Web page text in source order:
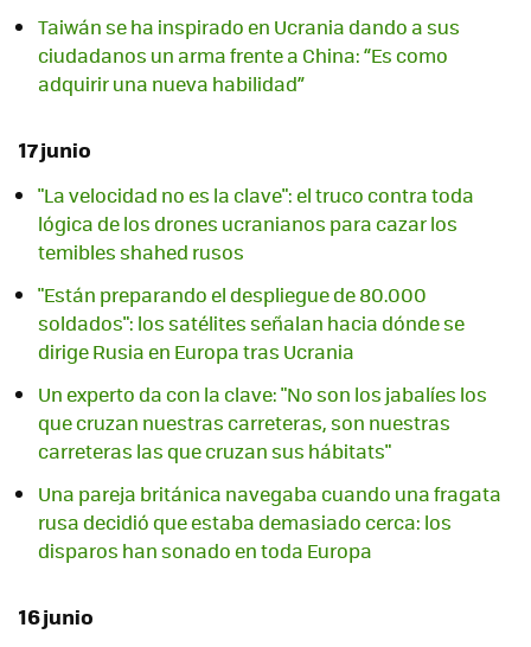
Taiwán se ha inspirado en Ucrania dando a sus
ciudadanos un arma frente a China: “Es como
adquirir una nueva habilidad”
17 junio
"La velocidad no es la clave": el truco contra toda
lógica de los drones ucranianos para cazar los
temibles shahed rusos
"Están preparando el despliegue de 80.000
soldados": los satélites señalan hacia dónde se
dirige Rusia en Europa tras Ucrania
Un experto da con la clave: "No son los jabalíes los
que cruzan nuestras carreteras, son nuestras
carreteras las que cruzan sus hábitats"
Una pareja británica navegaba cuando una fragata
rusa decidió que estaba demasiado cerca: los
disparos han sonado en toda Europa
16 junio